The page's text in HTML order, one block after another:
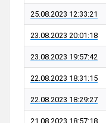
25.08.2023 12:33:21
23.08.2023 20:01:18
23.08.2023 19:57:42
22.08.2023 18:31:15
22.08.2023 18:29:27
21.08.2023 18:57:18